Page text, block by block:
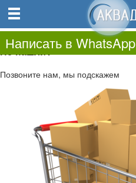
0.00
0
Не нашли?
Позвоните нам, мы подскажем
Написать в WhatsApp